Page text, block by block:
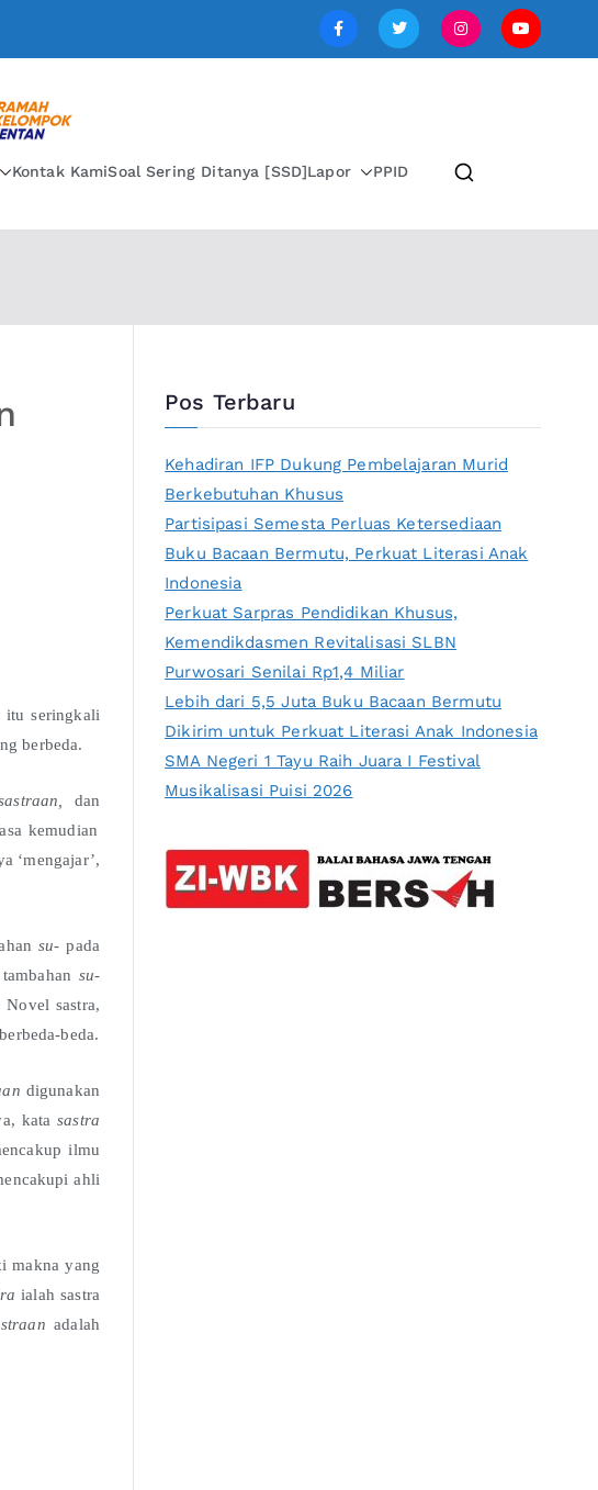
PROVINSI JAWA TENGAH
Kontak KamiSoal Sering Ditanya [SSD]Lapor PPID
itu seringkali
berbeda.
dan
kemudian
‘mengajar’,
su- pada
su-
sastra,
beda.
digunakan
katasastra
ilmu
ahli
makna yang
ialah sastra
adalah
Pos Terbaru
Kehadiran IFP Dukung Pembelajaran Murid
Berkebutuhan Khusus
Partisipasi Semesta Perluas Ketersediaan
Buku Bacaan Bermutu, Perkuat Literasi Anak
Indonesia
Perkuat Sarpras Pendidikan Khusus,
Kemendikdasmen Revitalisasi SLBN
Purwosari Senilai Rp1,4 Miliar
Lebih dari 5,5 Juta Buku Bacaan Bermutu
Dikirim untuk Perkuat Literasi Anak Indonesia
SMA Negeri 1 Tayu Raih Juara I Festival
Musikalisasi Puisi 2026